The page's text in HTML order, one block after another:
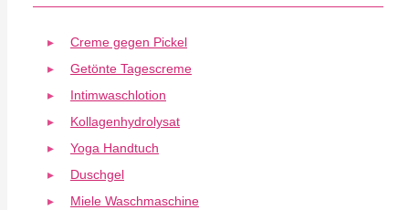
Creme gegen Pickel
Getönte Tagescreme
Intimwaschlotion
Kollagenhydrolysat
Yoga Handtuch
Duschgel
Miele Waschmaschine